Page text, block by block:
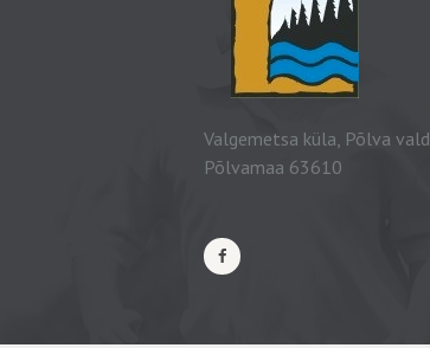
Valgemetsa küla, Põlva vald
Põlvamaa 63610